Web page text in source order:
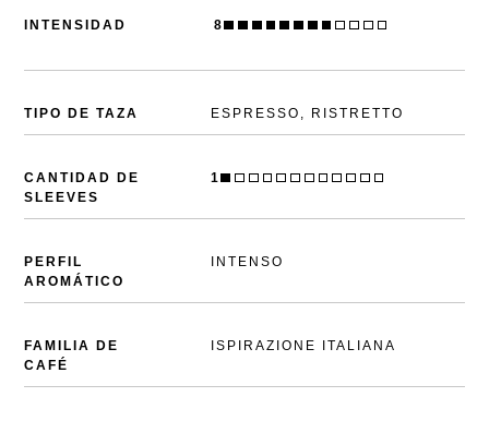
8
TIPO DE TAZA ESPRESSO, RISTRETTO
CANTIDAD DE
SLEEVES
1
PERFIL
AROMÁTICO
INTENSO
FAMILIA DE
CAFÉ
ISPIRAZIONE ITALIANA